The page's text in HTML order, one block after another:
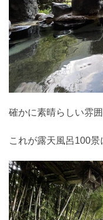
確かに素晴らしい雰囲
これが露天風呂100景